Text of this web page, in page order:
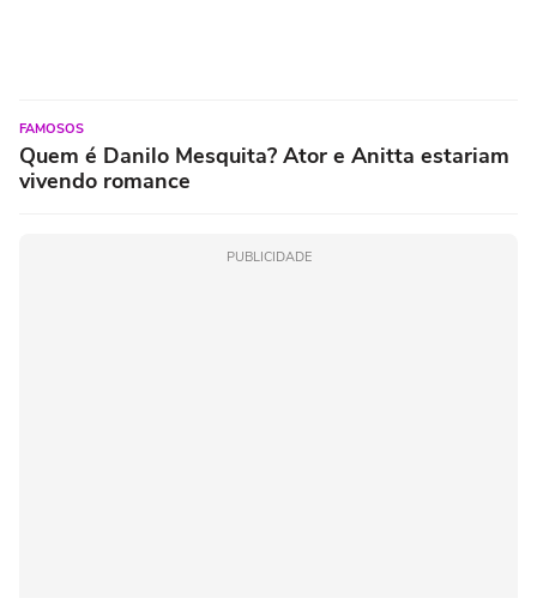
FAMOSOS
Quem é Danilo Mesquita? Ator e Anitta estariam
vivendo romance
PUBLICIDADE